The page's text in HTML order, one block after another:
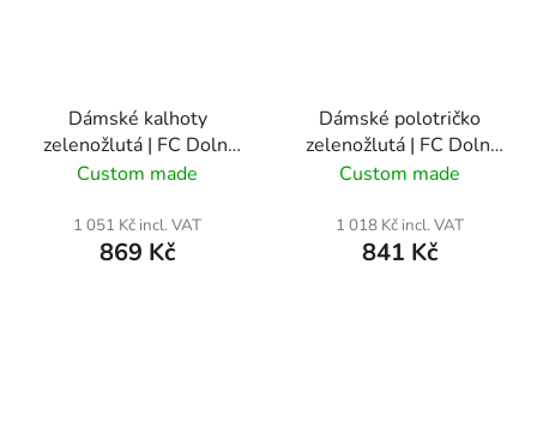
Dámské kalhoty
zelenožlutá | FC Dolní
Bečva
Custom made
1 051 Kč incl. VAT
869 Kč
Dámské polotričko
zelenožlutá | FC Dolní
Bečva
Custom made
1 018 Kč incl. VAT
841 Kč